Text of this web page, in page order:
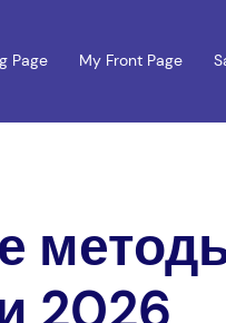
Page My Front Page